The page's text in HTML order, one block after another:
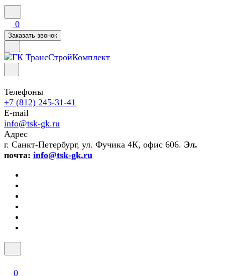
0
Заказать звонок
Телефоны
+7 (812) 245-31-41
E-mail
info@tsk-gk.ru
Адрес
г. Санкт-Петербург, ул. Фучика 4К, офис 606. Эл.
почта: info@tsk-gk.ru
0